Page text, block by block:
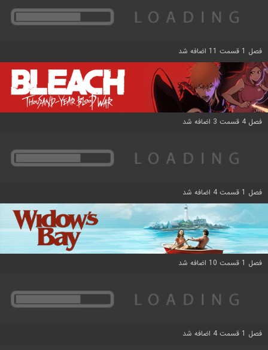
فصل 1 قسمت 11 اضافه شد
فصل 4 قسمت 3 اضافه شد
فصل 1 قسمت 4 اضافه شد
فصل 1 قسمت 10 اضافه شد
فصل 1 قسمت 4 اضافه شد